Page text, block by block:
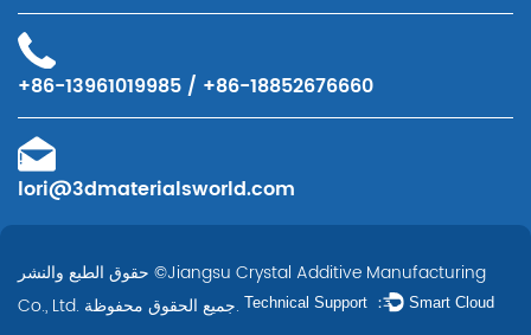
+86-13961019985 / +86-18852676660
lori@3dmaterialsworld.com
حقوق الطبع والنشر ©Jiangsu Crystal Additive Manufacturing
Co., Ltd.
جميع الحقوق محفوظة. Technical Support ： Smart Cloud